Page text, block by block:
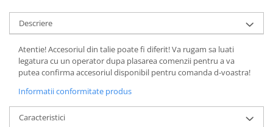
Descriere
Atentie! Accesoriul din talie poate fi diferit! Va rugam sa luati
legatura cu un operator dupa plasarea comenzii pentru a va
putea confirma accesoriul disponibil pentru comanda d-voastra!
Informatii conformitate produs
Caracteristici